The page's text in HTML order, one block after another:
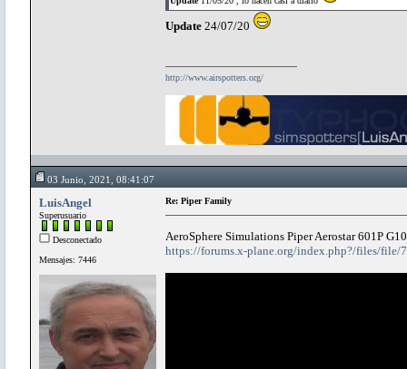
Update 24/07/20
http://www.airspotters.org/
03 Junio, 2021, 08:41:07
LuisAngel
Superusuario
Desconectado
Mensajes: 7446
Re: Piper Family
AeroSphere Simulations Piper Aerostar 601P
https://forums.x-plane.org/index.php?/files/file/